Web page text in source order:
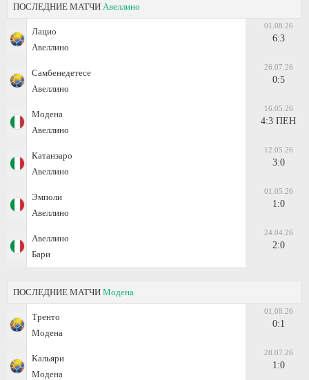
ПОСЛЕДНИЕ МАТЧИ Авеллино
Лацио
Авеллино
01.08.26
6:3
Самбенедетесе
Авеллино
26.07.26
0:5
Модена
Авеллино
16.05.26
4:3 ПЕН
Катанзаро
Авеллино
12.05.26
3:0
Эмполи
Авеллино
01.05.26
1:0
Авеллино
Бари
24.04.26
2:0
ПОСЛЕДНИЕ МАТЧИ Модена
Тренто
Модена
01.08.26
0:1
Кальяри
Модена
28.07.26
1:0